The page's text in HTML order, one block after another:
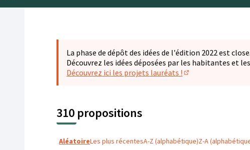
La phase de dépôt des idées de l'édition 2022 est close.
Découvrez les idées déposées par les habitantes et
Découvrez ici les projets lauréats !
310 propositions
AléatoireLes plus récentesA-Z (alphabétique)Z-A